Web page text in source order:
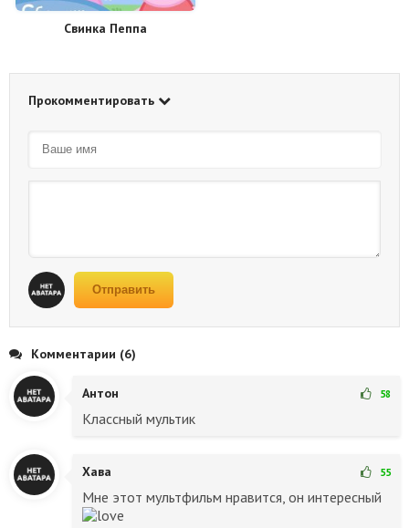
Свинка Пеппа
Прокомментировать
Отправить
Комментарии (6)
Антон 58
Классный мультик
Хава 55
Мне этот мультфильм нравится, он интересный